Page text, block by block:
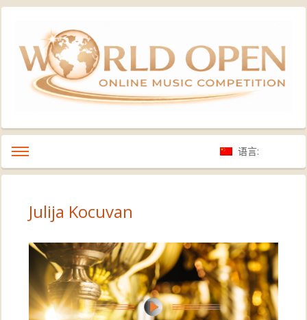
语言:
Julija Kocuvan